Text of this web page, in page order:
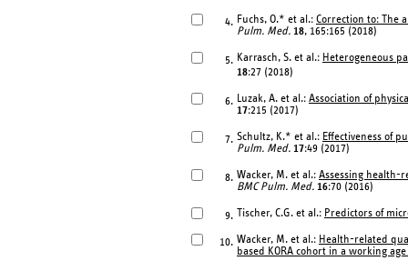
4. Fuchs, O.* et al.: Correction to: The
Pulm. Med. 18, 165:165 (2018)
5. Karrasch, S. et al.: Heterogeneous
18:27 (2018)
6. Luzak, A. et al.: Association of
17:215 (2017)
7. Schultz, K.* et al.: Effectiveness of
Pulm. Med. 17:49 (2017)
8. Wacker, M. et al.: Assessing health-
BMC Pulm. Med. 16:70 (2016)
9. Tischer, C.G. et al.: Predictors of
10. Wacker, M. et al.: Health-related
based KORA cohort in a working